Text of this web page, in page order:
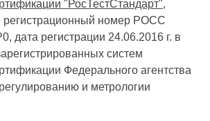
"РосТестСтандарт",
регистрационный номер РОСС
дата регистрации 24.06.2016 г. в
систем
Федерального агентства
и метрологии